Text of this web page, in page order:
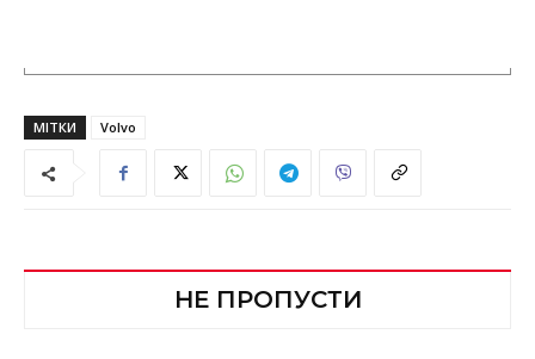
МІТКИ Volvo
НЕ ПРОПУСТИ